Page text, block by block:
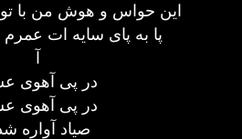
این حواس و هوش من با
پا به پای سایه ات عمرم
آ
در پی آهوی
در پی آهوی
صیاد آواره